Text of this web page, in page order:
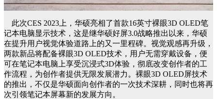
此次CES 2023上，华硕亮相了首款16英寸裸眼3D OLED笔
记本电脑显示技术，这是继华硕好屏3.0战略推出以来，华硕
在提升用户视觉体验道路上的又一里程碑。视觉观感再升级，
两款新品将配备裸眼3D OLED技术，用户无需穿戴设备，便
可在笔记本电脑上享受沉浸式3D体验，彻底改变创作者的工
作流程，为创作者提供无限发展潜力。裸眼3D OLED屏技术
的推出，不仅是华硕面向创作者的一次技术深耕，同时也将再
次引领笔记本屏幕新的发展方向。